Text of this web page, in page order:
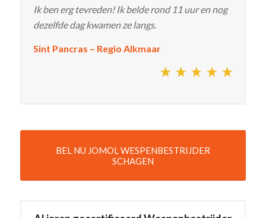
Ik ben erg tevreden! Ik belde rond 11 uur en nog
dezelfde dag kwamen ze langs.
Sint Pancras – Regio Alkmaar
BEL NU JOMOL WESPENBESTRIJDER
SCHAGEN